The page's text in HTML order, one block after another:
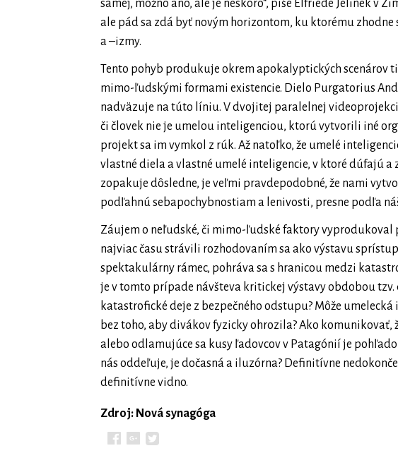
samej, možno áno, ale je neskoro“, píše Elfriede Jelinek v
ale pád sa zdá byť novým horizontom, ku ktorému zhodne
a –izmy.
Tento pohyb produkuje okrem apokalyptických scenárov
mimo-ľudskými formami existencie. Dielo Purgatorius
nadväzuje na túto líniu. V dvojitej paralelnej
či človek nie je umelou inteligenciou, ktorú vytvorili iné
projekt sa im vymkol z rúk. Až natoľko, že umelé
vlastné diela a vlastné umelé inteligencie, v ktoré dúfajú a
zopakuje dôsledne, je veľmi pravdepodobné, že nami
podľahnú sebapochybnostiam a lenivosti, presne podľa
Záujem o neľudské, či mimo-ľudské faktory vyprodukoval
najviac času strávili rozhodovaním sa ako výstavu
spektakulárny rámec, pohráva sa s hranicou medzi
je v tomto prípade návšteva kritickej výstavy obdobou
katastrofické deje z bezpečného odstupu? Môže
bez toho, aby divákov fyzicky ohrozila? Ako komunikovať,
alebo odlamujúce sa kusy ľadovcov v Patagónií je
nás oddeľuje, je dočasná a iluzórna? Definitívne
definitívne vidno.
Zdroj: Nová synagóga